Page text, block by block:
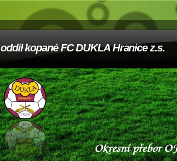
oddíl kopané FC DUKLA Hranice z.s.